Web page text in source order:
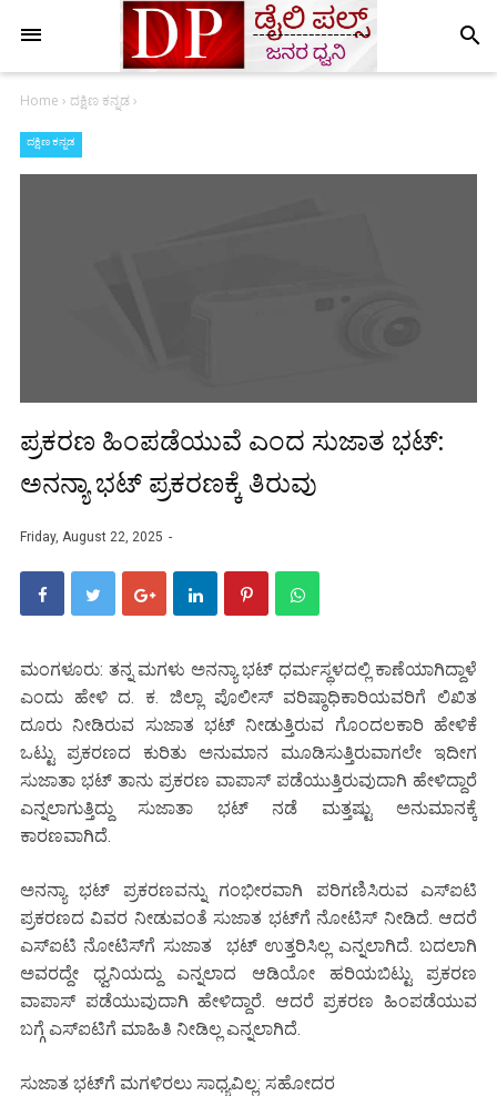
search
Home › ದಕ್ಷಿಣ ಕನ್ನಡ›
ದಕ್ಷಿಣ ಕನ್ನಡ
ಪ್ರಕರಣ ಹಿಂಪಡೆಯುವೆ ಎಂದ ಸುಜಾತ ಭಟ್:
ಅನನ್ಯಾ ಭಟ್ ಪ್ರಕರಣಕ್ಕೆ ತಿರುವು
Friday, August 22, 2025
ಮಂಗಳೂರು: ತನ್ನ ಮಗಳು ಅನನ್ಯಾ ಭಟ್ ಧರ್ಮಸ್ಥಳದಲ್ಲಿ ಕಾಣೆಯಾಗಿದ್ದಾಳೆ
ಎಂದು ಹೇಳಿ ದ. ಕ. ಜಿಲ್ಲಾ ಪೊಲೀಸ್ ವರಿಷ್ಠಾಧಿಕಾರಿಯವರಿಗೆ ಲಿಖಿತ
ದೂರು ನೀಡಿರುವ ಸುಜಾತ ಭಟ್ ನೀಡುತ್ತಿರುವ ಗೊಂದಲಕಾರಿ ಹೇಳಿಕೆ
ಒಟ್ಟು ಪ್ರಕರಣದ ಕುರಿತು ಅನುಮಾನ ಮೂಡಿಸುತ್ತಿರುವಾಗಲೇ ಇದೀಗ
ಸುಜಾತಾ ಭಟ್ ತಾನು ಪ್ರಕರಣ ವಾಪಾಸ್ ಪಡೆಯುತ್ತಿರುವುದಾಗಿ ಹೇಳಿದ್ದಾರೆ
ಎನ್ನಲಾಗುತ್ತಿದ್ದು ಸುಜಾತಾ ಭಟ್ ನಡೆ ಮತ್ತಷ್ಟು ಅನುಮಾನಕ್ಕೆ
ಕಾರಣವಾಗಿದೆ.
ಅನನ್ಯಾ ಭಟ್ ಪ್ರಕರಣವನ್ನು ಗಂಭೀರವಾಗಿ ಪರಿಗಣಿಸಿರುವ ಎಸ್‌ಐಟಿ
ಪ್ರಕರಣದ ವಿವರ ನೀಡುವಂತೆ ಸುಜಾತ ಭಟ್‌ಗೆ ನೋಟಿಸ್ ನೀಡಿದೆ. ಆದರೆ
ಎಸ್‌ಐಟಿ ನೋಟಿಸ್‌ಗೆ ಸುಜಾತ ಭಟ್ ಉತ್ತರಿಸಿಲ್ಲ ಎನ್ನಲಾಗಿದೆ. ಬದಲಾಗಿ
ಅವರದ್ದೇ ಧ್ವನಿಯದ್ದು ಎನ್ನಲಾದ ಆಡಿಯೋ ಹರಿಯಬಿಟ್ಟು ಪ್ರಕರಣ
ವಾಪಾಸ್ ಪಡೆಯುವುದಾಗಿ ಹೇಳಿದ್ದಾರೆ. ಆದರೆ ಪ್ರಕರಣ ಹಿಂಪಡೆಯುವ
ಬಗ್ಗೆ ಎಸ್‌ಐಟಿಗೆ ಮಾಹಿತಿ ನೀಡಿಲ್ಲ ಎನ್ನಲಾಗಿದೆ.
ಸುಜಾತ ಭಟ್‌ಗೆ ಮಗಳಿರಲು ಸಾಧ್ಯವಿಲ್ಲ: ಸಹೋದರ